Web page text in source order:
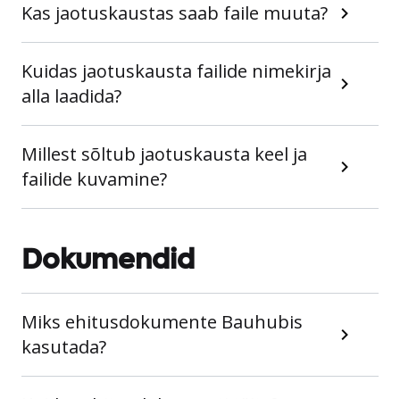
Kas jaotuskaustas saab faile muuta?
Kuidas jaotuskausta failide nimekirja
alla laadida?
Millest sõltub jaotuskausta keel ja
failide kuvamine?
Dokumendid
Miks ehitusdokumente Bauhubis
kasutada?